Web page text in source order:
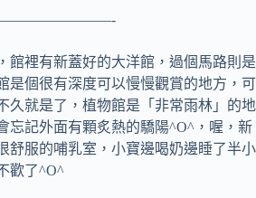
館裡有新蓋好的大洋館，過個馬路則是
是個很有深度可以慢慢觀賞的地方，可
久就是了，植物館是「非常雨林」的地
忘記外面有顆炙熱的驕陽^O^，喔，新
舒服的哺乳室，小寶邊喝奶邊睡了半小
歡了^O^